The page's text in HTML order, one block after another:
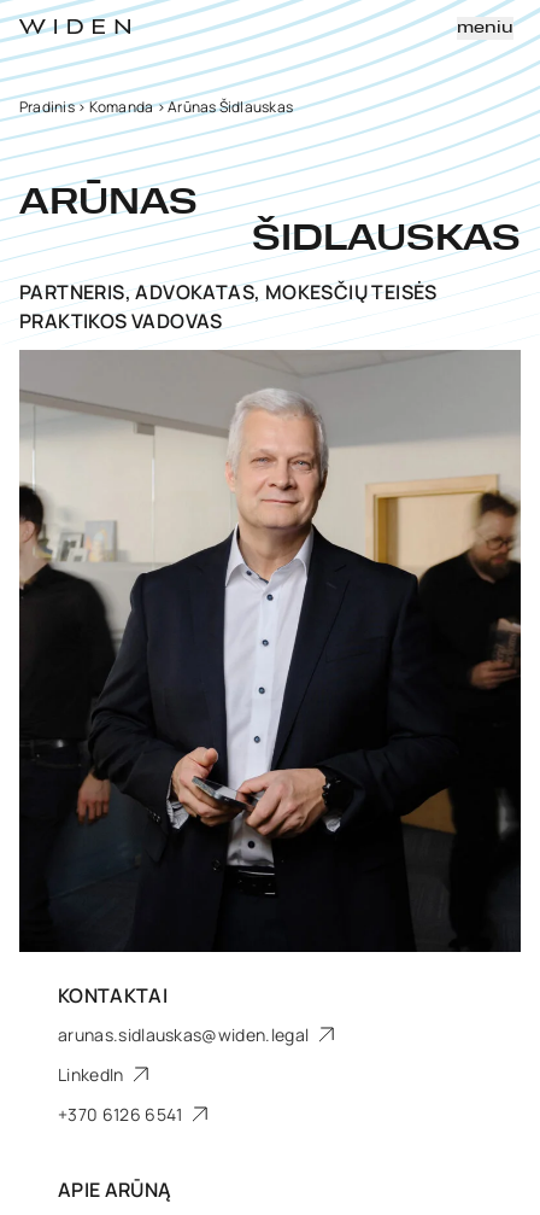
meniu
Pradinis>Komanda>Arūnas Šidlauskas
ARŪNAS
ŠIDLAUSKAS
PARTNERIS, ADVOKATAS, MOKESČIŲ TEISĖS
PRAKTIKOS VADOVAS
KONTAKTAI
arunas.sidlauskas@widen.legal
LinkedIn
+370 6126 6541
APIEARŪNĄ